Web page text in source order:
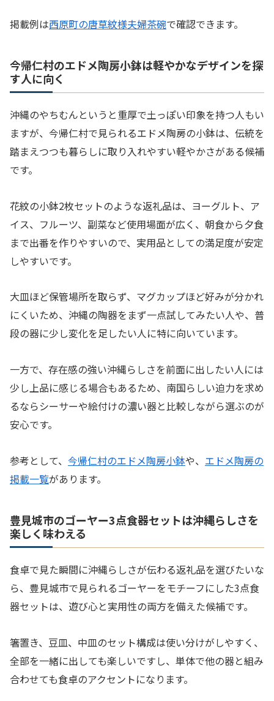
掲載例は西原町の唐草紋様夫婦茶碗で確認できます。
今帰仁村のエドメ陶房小鉢は軽やかなデザインを探
す人に向く
沖縄のやちむんというと重厚で土っぽい印象を持つ人もい
ますが、今帰仁村で見られるエドメ陶房の小鉢は、伝統を
踏まえつつも暮らしに取り入れやすい軽やかさがある候補
です。
花紋の小鉢2枚セットのような返礼品は、ヨーグルト、ア
イス、フルーツ、副菜など使用場面が広く、朝食から夕食
まで出番を作りやすいので、実用品としての満足度が安定
しやすいです。
大皿ほど保管場所を取らず、マグカップほど好みが分かれ
にくいため、沖縄の陶器をまず一点試してみたい人や、普
段の器に少し変化を足したい人に特に向いています。
一方で、存在感の強い沖縄らしさを前面に出したい人には
少し上品に感じる場合もあるため、南国らしい迫力を求め
るならシーサーや絵付けの濃い器と比較しながら選ぶのが
安心です。
参考として、 今帰仁村のエドメ陶房小鉢や、 エドメ陶房の
掲載一覧があります。
豊見城市のゴーヤー3点食器セットは沖縄らしさを
楽しく味わえる
食卓で見た瞬間に沖縄らしさが伝わる返礼品を選びたいな
ら、豊見城市で見られるゴーヤーをモチーフにした3点食
器セットは、遊び心と実用性の両方を備えた候補です。
箸置き、豆皿、中皿のセット構成は使い分けがしやすく、
全部を一緒に出しても楽しいですし、単体で他の器と組み
合わせても食卓のアクセントになります。